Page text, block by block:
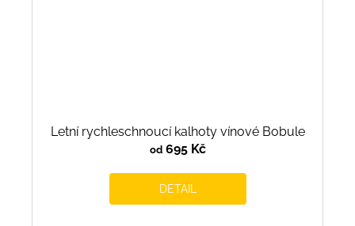
Letní rychleschnoucí kalhoty vínové Bobule
od695 Kč
DETAIL